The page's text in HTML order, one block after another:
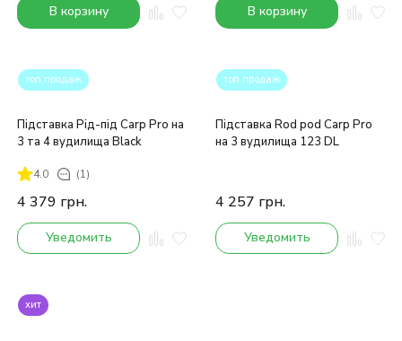
В корзину В корзину
топ продаж
Підставка Рід-під Carp Pro на
3 та 4 вудилища Black
4.0 (1)
4 379 грн.
Уведомить
топ продаж
Підставка Rod pod Carp Pro
на 3 вудилища 123 DL
4 257 грн.
Уведомить
хит